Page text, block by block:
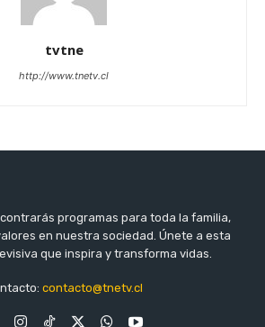
tvtne
http://www.tnetv.cl
programas para toda la familia,
en nuestra sociedad. Únete a esta
que inspira y transforma vidas.
contacto@tnetv.cl